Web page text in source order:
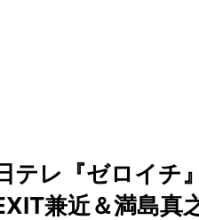
テレ『ゼロイチ
兼近＆満島真